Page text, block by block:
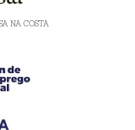
NA COSTA